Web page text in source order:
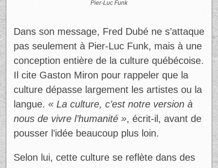
Dans son message, Fred Dubé ne s’attaque
pas seulement à Pier-Luc Funk, mais à une
conception entière de la culture québécoise.
Il cite Gaston Miron pour rappeler que la
culture dépasse largement les artistes ou la
langue.
« La culture, c’est notre version à
nous de vivre l’humanité » , écrit-il, avant de